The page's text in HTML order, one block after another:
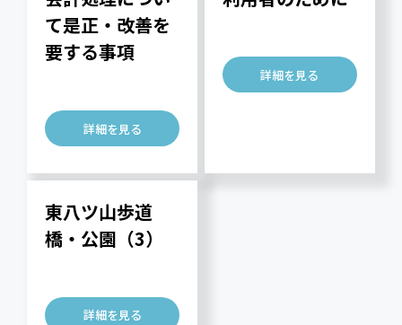
て是正・改善を
要する事項
詳細を見る
詳細を見る
東八ツ山歩道
橋・公園（3）
詳細を見る